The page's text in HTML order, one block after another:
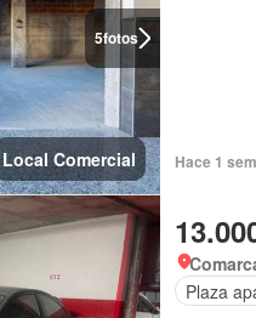
5fotos
Local Comercial Hace 1
Plaza